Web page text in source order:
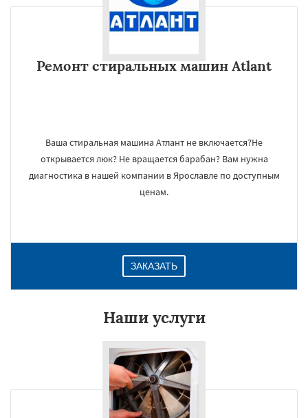
Ремонт стиральных машин Atlant
Ваша стиральная машина Атлант не включается?Не
открывается люк? Не вращается барабан? Вам нужна
диагностика в нашей компании в Ярославле по доступным
ценам.
ЗАКАЗАТЬ
Наши услуги